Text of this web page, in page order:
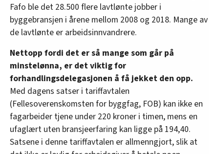
Fafo ble det 28.500 flere lavtlønte jobber i
byggebransjen i årene mellom 2008 og 2018. Mange av
de lavtlønte er arbeidsinnvandrere.
Nettopp fordi det er så mange som går på
minstelønna, er det viktig for
forhandlingsdelegasjonen å få jekket den opp.
Med dagens satser i tariffavtalen
(Fellesoverenskomsten for byggfag, FOB) kan ikke en
fagarbeider tjene under 220 kroner i timen, mens en
ufaglært uten bransjeerfaring kan ligge på 194,40.
Satsene i denne tariffavtalen er allmenngjort, slik at